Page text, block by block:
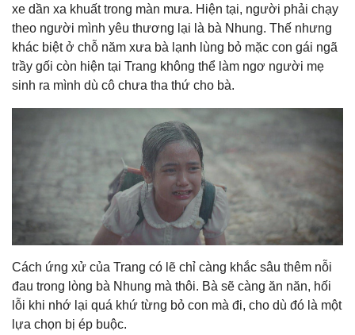
xe dần xa khuất trong màn mưa. Hiện tại, người phải chạy
theo người mình yêu thương lại là bà Nhung. Thế nhưng
khác biệt ở chỗ năm xưa bà lạnh lùng bỏ mặc con gái ngã
trầy gối còn hiện tại Trang không thể làm ngơ người mẹ
sinh ra mình dù cô chưa tha thứ cho bà.
Cách ứng xử của Trang có lẽ chỉ càng khắc sâu thêm nỗi
đau trong lòng bà Nhung mà thôi. Bà sẽ càng ăn năn, hối
lỗi khi nhớ lại quá khứ từng bỏ con mà đi, cho dù đó là một
lựa chọn bị ép buộc.